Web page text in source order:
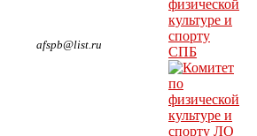
afspb@list.ru